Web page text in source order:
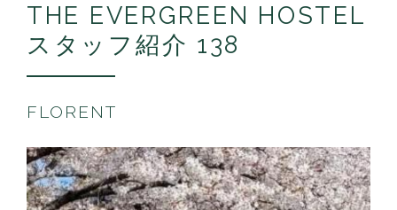
THE EVERGREEN HOSTEL
スタッフ紹介 138
FLORENT